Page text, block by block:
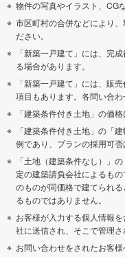
物件の写真やイラスト、CG
市区町村の合併などにより
ださい。
「新築一戸建て」には、完
る場合があります。
「新築一戸建て」には、販
項目もあります。各問い合わ
「建築条件付き土地」の価
「建築条件付き土地」の「
例であり、プランの採用可否
「土地（建築条件なし）」
定の建築請負会社によるも
のものが同価格で建てられ
るものではありません。
お客様が入力する個人情報
社に送信され、そこで管理さ
お問い合わせをされたお客